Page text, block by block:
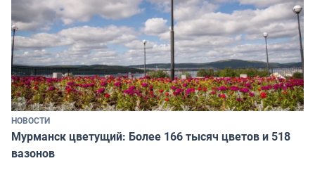
НОВОСТИ
Мурманск цветущий: Более 166 тысяч цветов и 518
вазонов